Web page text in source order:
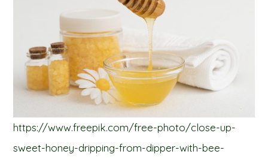
https://www.freepik.com/free-photo/close-up-
sweet-honey-dripping-from-dipper-with-bee-